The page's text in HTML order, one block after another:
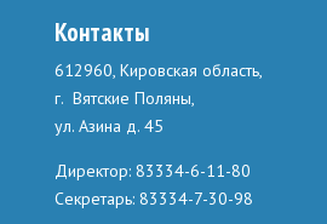
Контакты
612960, Кировская область,
г. Вятские Поляны,
ул. Азина д. 45
Директор: 83334-6-11-80
Секретарь: 83334-7-30-98